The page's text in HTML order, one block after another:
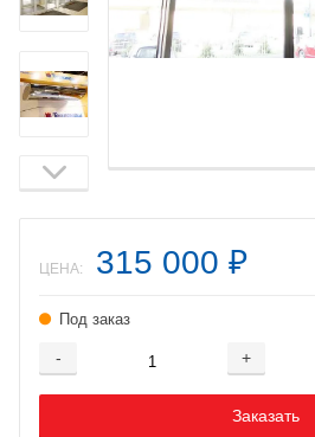
ЦЕНА: 315 000 ₽
Под заказ
- +
Добавляется...
Заказать
Добавлен